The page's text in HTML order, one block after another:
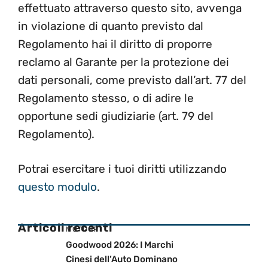
effettuato attraverso questo sito, avvenga
in violazione di quanto previsto dal
Regolamento hai il diritto di proporre
reclamo al Garante per la protezione dei
dati personali, come previsto dall’art. 77 del
Regolamento stesso, o di adire le
opportune sedi giudiziarie (art. 79 del
Regolamento).
Potrai esercitare i tuoi diritti utilizzando
questo modulo.
Articoli recenti
MOTOGP
Goodwood 2026: I Marchi
Cinesi dell’Auto Dominano